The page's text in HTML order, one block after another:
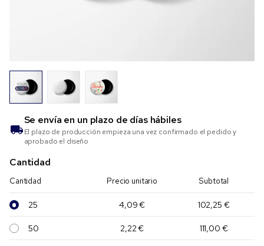
Se envía en un plazo de días hábiles
El plazo de producción empieza una vez confirmado el pedido y
aprobado el diseño
Cantidad
Cantidad Precio unitario Subtotal
25 4,09 € 102,25 €
50 2,22 € 111,00 €